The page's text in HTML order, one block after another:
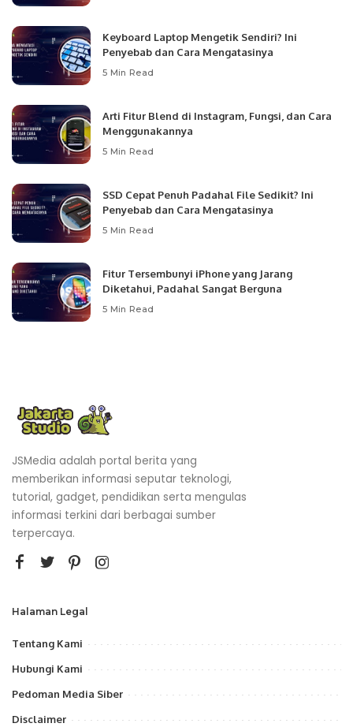
Keyboard Laptop Mengetik Sendiri? Ini
Penyebab dan Cara Mengatasinya
5 Min Read
Arti Fitur Blend di Instagram, Fungsi, dan Cara
Menggunakannya
5 Min Read
SSD Cepat Penuh Padahal File Sedikit? Ini
Penyebab dan Cara Mengatasinya
5 Min Read
Fitur Tersembunyi iPhone yang Jarang
Diketahui, Padahal Sangat Berguna
5 Min Read
JSMedia adalah portal berita yang
memberikan informasi seputar teknologi,
tutorial, gadget, pendidikan serta mengulas
informasi terkini dari berbagai sumber
terpercaya.
Halaman Legal
Tentang Kami
Hubungi Kami
Pedoman Media Siber
Disclaimer